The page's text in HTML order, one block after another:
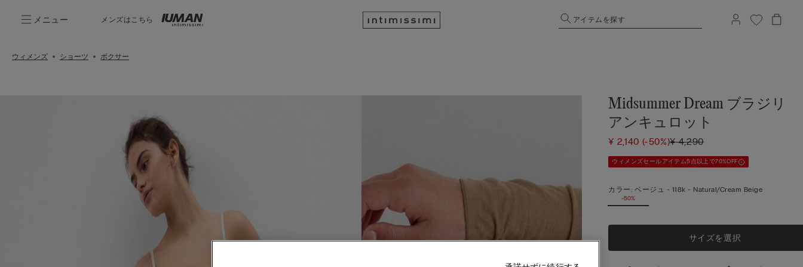
メニュー メンズはこちら アイテムを探す
ウィメンズ ショーツ ボクサー
Midsummer Dream ブラジリ
アンキュロット
¥ 2,140 (-50%)¥ 4,290
ウィメンズセールアイテム5点以上で70%OFF
カラー: ベージュ - 118k - Natural/cream Beige
-50%
サイズを選択